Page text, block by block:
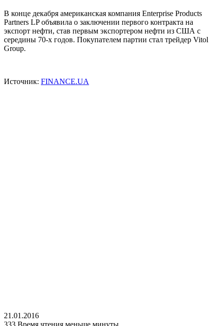
В конце декабря американская компания Enterprise Products
Partners LP объявила о заключении первого контракта на
экспорт нефти, став первым экспортером нефти из США с
середины 70-х годов. Покупателем партии стал трейдер Vitol
Group.
Источник: FINANCE.UA
21.01.2016